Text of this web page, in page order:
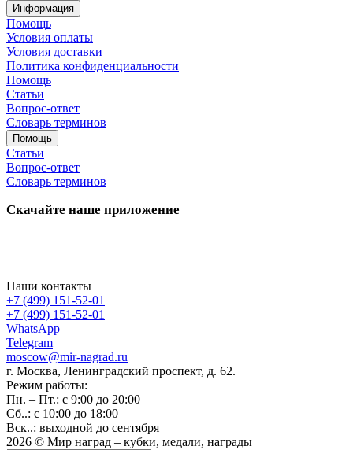
Информация
Помощь
Условия оплаты
Условия доставки
Политика конфиденциальности
Помощь
Статьи
Вопрос-ответ
Словарь терминов
Помощь
Статьи
Вопрос-ответ
Словарь терминов
Скачайте наше приложение
Наши контакты
+7 (499) 151-52-01
+7 (499) 151-52-01
WhatsApp
Telegram
moscow@mir-nagrad.ru
г. Москва, Ленинградский проспект, д. 62.
Режим работы:
Пн. – Пт.: с 9:00 до 20:00
Сб..: с 10:00 до 18:00
Вск..: выходной до сентября
2026 © Мир наград – кубки, медали, награды